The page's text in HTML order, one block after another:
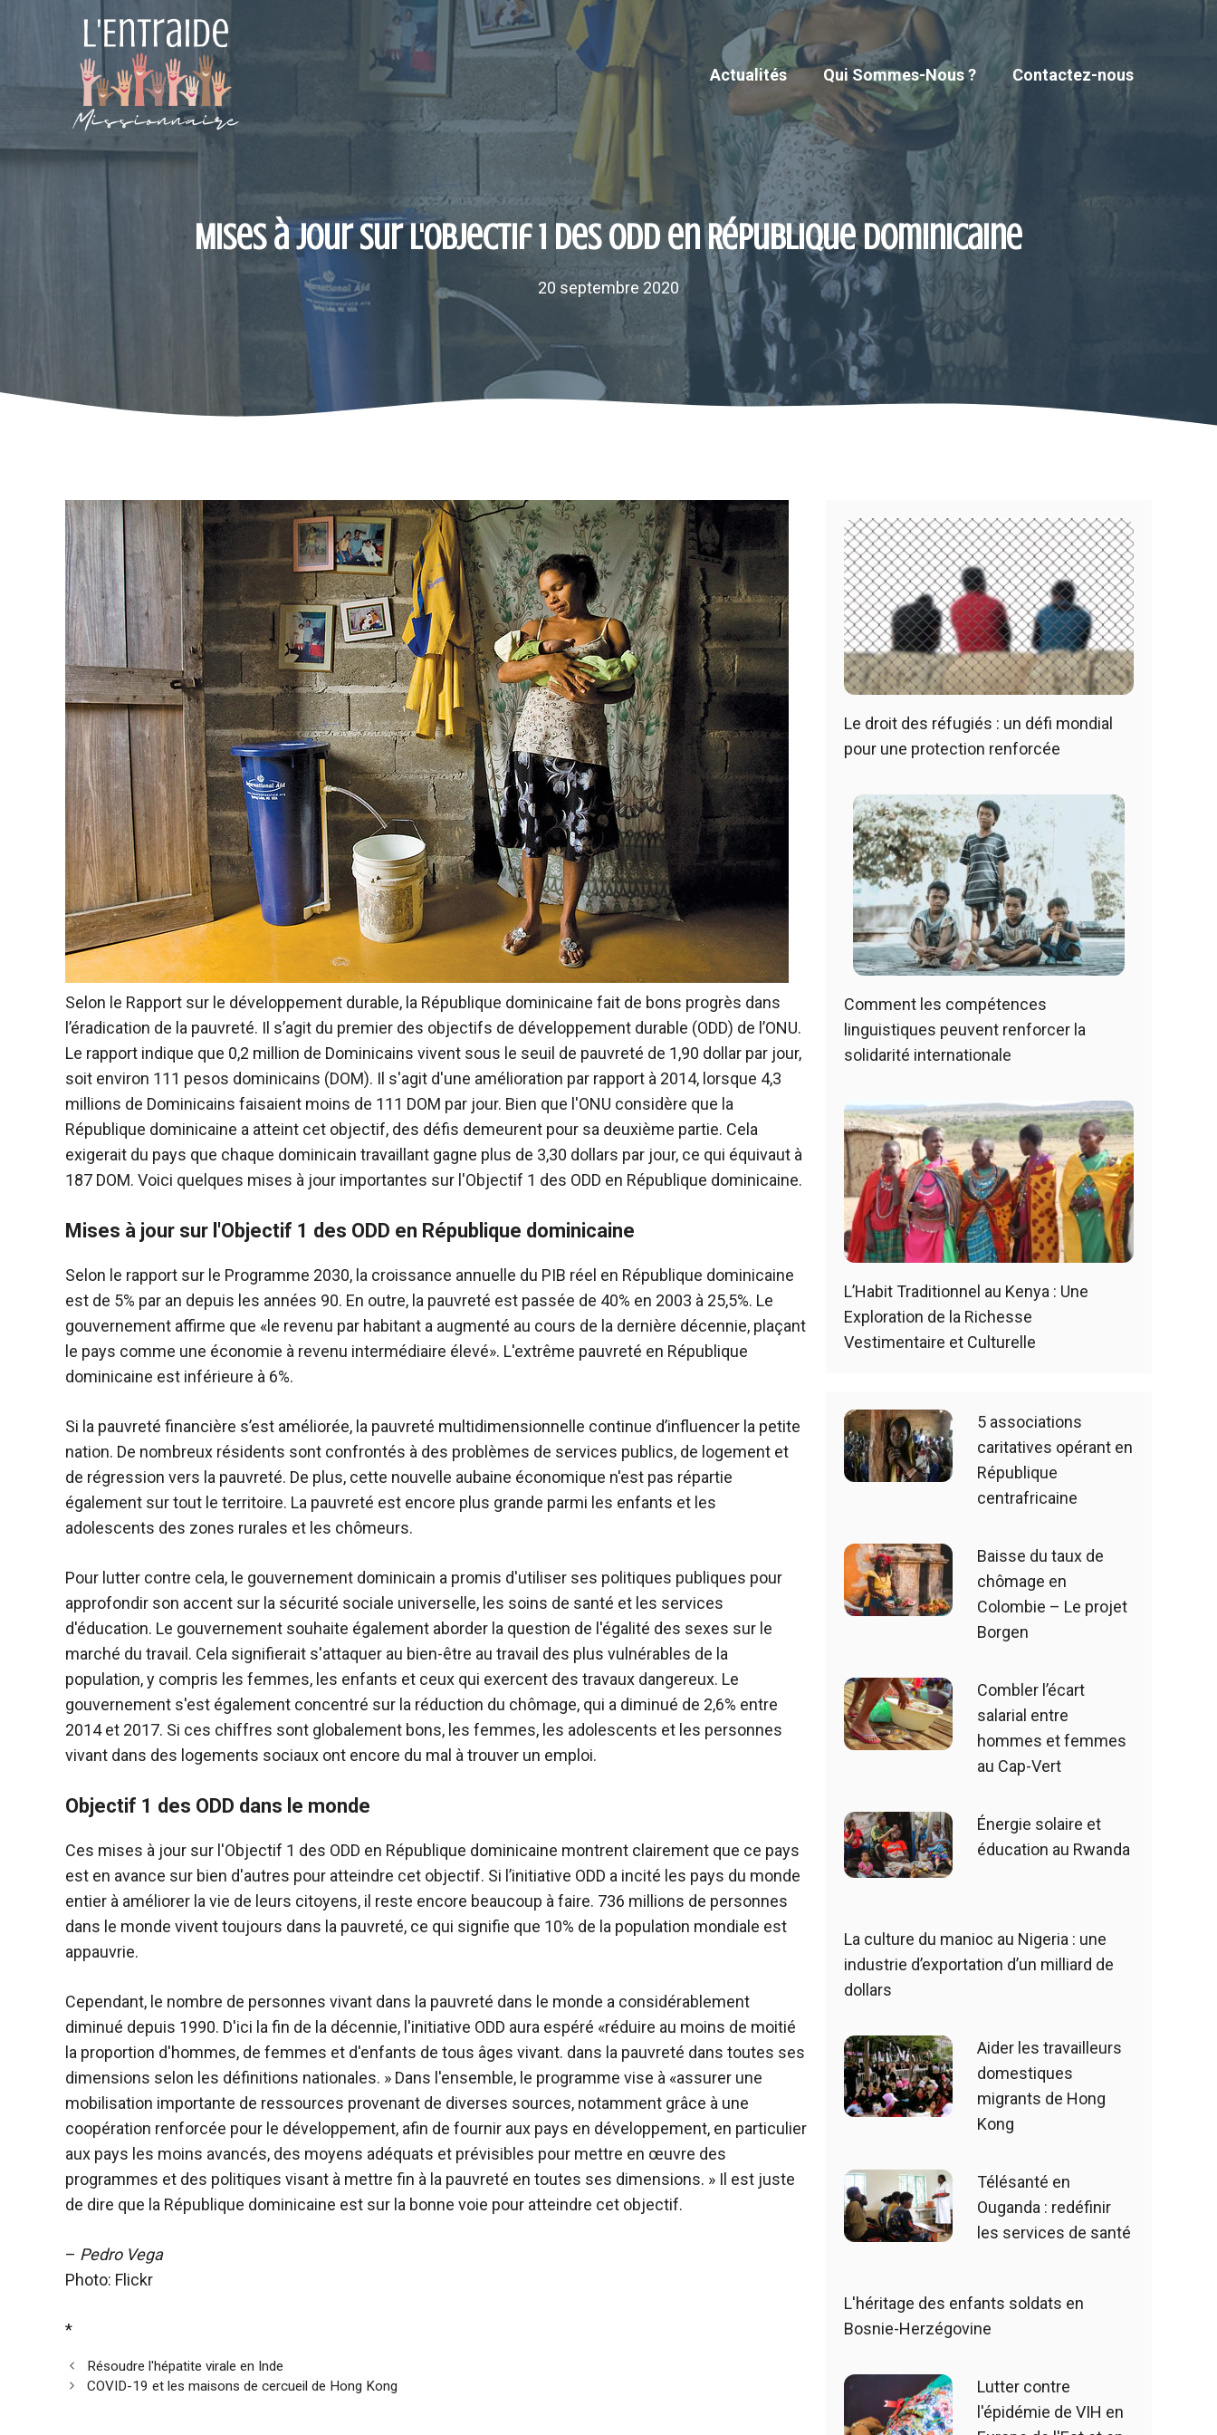
Actualités Qui Sommes-Nous ? Contactez-nous
Mises à jour sur l'Objectif 1 des ODD en République dominicaine
20 septembre 2020
Selon le Rapport sur le développement durable, la République dominicaine fait de bons progrès dans
l’éradication de la pauvreté. Il s’agit du premier des objectifs de développement durable (ODD) de l’ONU.
Le rapport indique que 0,2 million de Dominicains vivent sous le seuil de pauvreté de 1,90 dollar par jour,
soit environ 111 pesos dominicains (DOM). Il s'agit d'une amélioration par rapport à 2014, lorsque 4,3
millions de Dominicains faisaient moins de 111 DOM par jour. Bien que l'ONU considère que la
République dominicaine a atteint cet objectif, des défis demeurent pour sa deuxième partie. Cela
exigerait du pays que chaque dominicain travaillant gagne plus de 3,30 dollars par jour, ce qui équivaut à
187 DOM. Voici quelques mises à jour importantes sur l'Objectif 1 des ODD en République dominicaine.
Mises à jour sur l'Objectif 1 des ODD en République dominicaine
Selon le rapport sur le Programme 2030, la croissance annuelle du PIB réel en République dominicaine
est de 5% par an depuis les années 90. En outre, la pauvreté est passée de 40% en 2003 à 25,5%. Le
gouvernement affirme que «le revenu par habitant a augmenté au cours de la dernière décennie, plaçant
le pays comme une économie à revenu intermédiaire élevé». L'extrême pauvreté en République
dominicaine est inférieure à 6%.
Si la pauvreté financière s’est améliorée, la pauvreté multidimensionnelle continue d’influencer la petite
nation. De nombreux résidents sont confrontés à des problèmes de services publics, de logement et
de régression vers la pauvreté. De plus, cette nouvelle aubaine économique n'est pas répartie
également sur tout le territoire. La pauvreté est encore plus grande parmi les enfants et les
adolescents des zones rurales et les chômeurs.
Pour lutter contre cela, le gouvernement dominicain a promis d'utiliser ses politiques publiques pour
approfondir son accent sur la sécurité sociale universelle, les soins de santé et les services
d'éducation. Le gouvernement souhaite également aborder la question de l'égalité des sexes sur le
marché du travail. Cela signifierait s'attaquer au bien-être au travail des plus vulnérables de la
population, y compris les femmes, les enfants et ceux qui exercent des travaux dangereux. Le
gouvernement s'est également concentré sur la réduction du chômage, qui a diminué de 2,6% entre
2014 et 2017. Si ces chiffres sont globalement bons, les femmes, les adolescents et les personnes
vivant dans des logements sociaux ont encore du mal à trouver un emploi.
Objectif 1 des ODD dans le monde
Ces mises à jour sur l'Objectif 1 des ODD en République dominicaine montrent clairement que ce pays
est en avance sur bien d'autres pour atteindre cet objectif. Si l’initiative ODD a incité les pays du monde
entier à améliorer la vie de leurs citoyens, il reste encore beaucoup à faire. 736 millions de personnes
dans le monde vivent toujours dans la pauvreté, ce qui signifie que 10% de la population mondiale est
appauvrie.
Cependant, le nombre de personnes vivant dans la pauvreté dans le monde a considérablement
diminué depuis 1990. D'ici la fin de la décennie, l'initiative ODD aura espéré «réduire au moins de moitié
la proportion d'hommes, de femmes et d'enfants de tous âges vivant. dans la pauvreté dans toutes ses
dimensions selon les définitions nationales. » Dans l'ensemble, le programme vise à «assurer une
mobilisation importante de ressources provenant de diverses sources, notamment grâce à une
coopération renforcée pour le développement, afin de fournir aux pays en développement, en particulier
aux pays les moins avancés, des moyens adéquats et prévisibles pour mettre en œuvre des
programmes et des politiques visant à mettre fin à la pauvreté en toutes ses dimensions. » Il est juste
de dire que la République dominicaine est sur la bonne voie pour atteindre cet objectif.
– Pedro Vega
Photo: Flickr
*
Résoudre l'hépatite virale en Inde
COVID-19 et les maisons de cercueil de Hong Kong
Le droit des réfugiés : un défi mondial
pour une protection renforcée
Comment les compétences
linguistiques peuvent renforcer la
solidarité internationale
L’Habit Traditionnel au Kenya : Une
Exploration de la Richesse
Vestimentaire et Culturelle
5 associations
caritatives opérant en
République
centrafricaine
Baisse du taux de
chômage en
Colombie – Le projet
Borgen
Combler l’écart
salarial entre
hommes et femmes
au Cap-Vert
Énergie solaire et
éducation au Rwanda
La culture du manioc au Nigeria : une
industrie d’exportation d’un milliard de
dollars
Aider les travailleurs
domestiques
migrants de Hong
Kong
Télésanté en
Ouganda : redéfinir
les services de santé
L'héritage des enfants soldats en
Bosnie-Herzégovine
Lutter contre
l'épidémie de VIH en